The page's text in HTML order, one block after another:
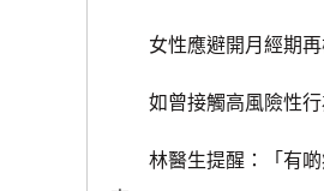
女性應避開月經期再
如曾接觸高風險性行
林醫生提醒：「有啲